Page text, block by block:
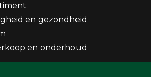
en gezondheid
en onderhoud